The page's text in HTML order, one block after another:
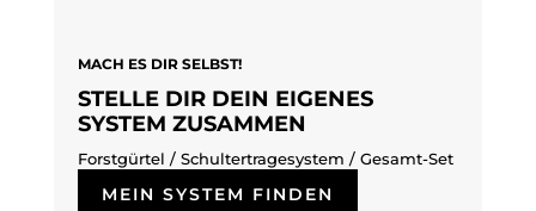
MACH ES DIR SELBST!
STELLE DIR DEIN EIGENES
SYSTEM ZUSAMMEN
Forstgürtel / Schultertragesystem / Gesamt-Set
MEIN SYSTEM FINDEN